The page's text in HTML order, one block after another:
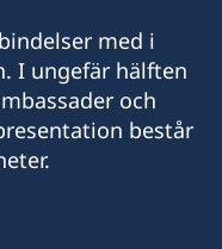
med i
I ungefär hälften
och
består